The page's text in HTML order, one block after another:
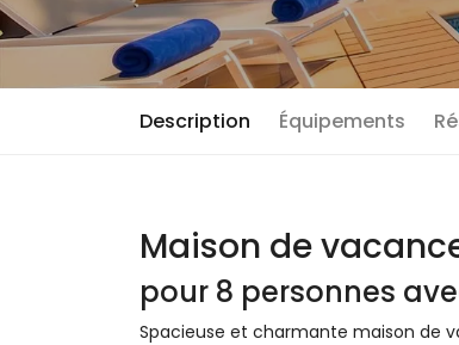
Description Équipements
Maison de
pour 8 personnes
Spacieuse et charmante maison de